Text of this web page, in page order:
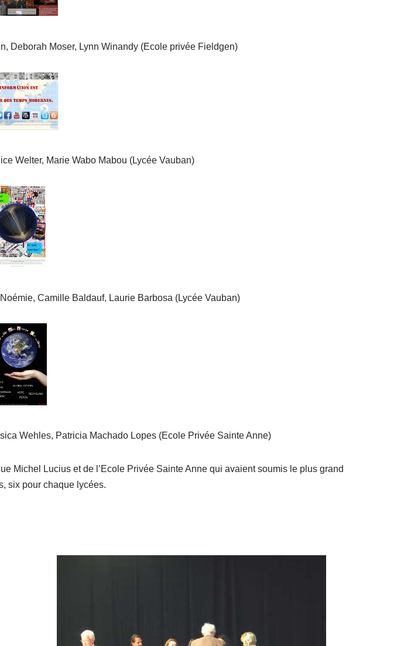
Deborah Moser, Lynn Winandy (Ecole privée Fieldgen)
Welter, Marie Wabo Mabou (Lycée Vauban)
Camille Baldauf, Laurie Barbosa (Lycée Vauban)
Wehles, Patricia Machado Lopes (Ecole Privée Sainte Anne)
Michel Lucius et de l’Ecole Privée Sainte Anne qui avaient soumis le plus grand
six pour chaque lycées.